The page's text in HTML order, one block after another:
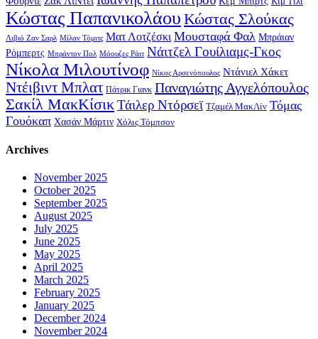
Κώστας Παπανικολάου Κώστας Σλούκας
Λιβιό Ζαν Σαρλ Μίλαν Τόμιτς Ματ Λοτζέσκι Μουσταφά Φαλ Μπράιαν
Ρόμπερτς Μπράντον Πολ Μόουζες Ράιτ Νάιτζελ Γουίλιαμς-Γκος
Νίκολα Μιλουτίνοφ Νίκος Αρσενόπουλος Ντάνιελ Χάκετ
Ντέιβιντ Μπλατ Πάτρικ Γιανκ Παναγιώτης Αγγελόπουλος
Σακίλ ΜακΚίσικΤάιλερ Ντόρσεϊ Τζαμέλ ΜακΛίν Τόμας
Γουόκαπ Χασάν Μάρτιν Χόλις Τόμπσον
Archives
November 2025
October 2025
September 2025
August 2025
July 2025
June 2025
May 2025
April 2025
March 2025
February 2025
January 2025
December 2024
November 2024